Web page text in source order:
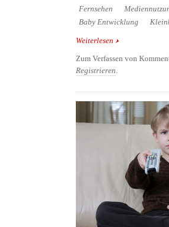
Fernsehen
Baby Entwicklung
Weiterlesen über
Zum Verfassen von
Registrieren.